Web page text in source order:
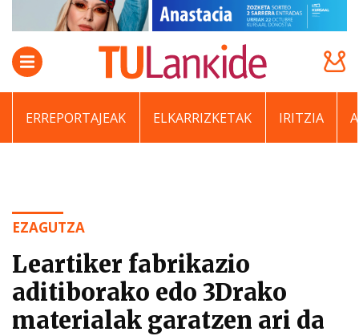
ERREPORTAJEAK ELKARRIZKETAK IRITZIA
EZAGUTZA
Leartiker fabrikazio
aditiborako edo 3Drako
materialak garatzen ari da